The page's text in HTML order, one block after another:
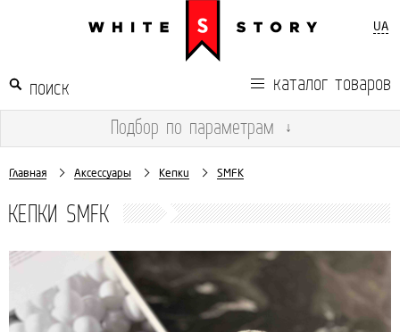
UA
каталог товаров
Подбор по параметрам ↓
Главная Аксессуары Кепки SMFK
КЕПКИ SMFK